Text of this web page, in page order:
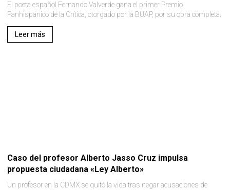
El poeta español Fernando Valverde gana el primer Premio
Panhispánico de la Crítica, otorgado por la BUAP, por su obra completa.
Leer más
Caso del profesor Alberto Jasso Cruz impulsa
propuesta ciudadana «Ley Alberto»
Un profesor en la CDMX se quitó la vida tras negar acusaciones de